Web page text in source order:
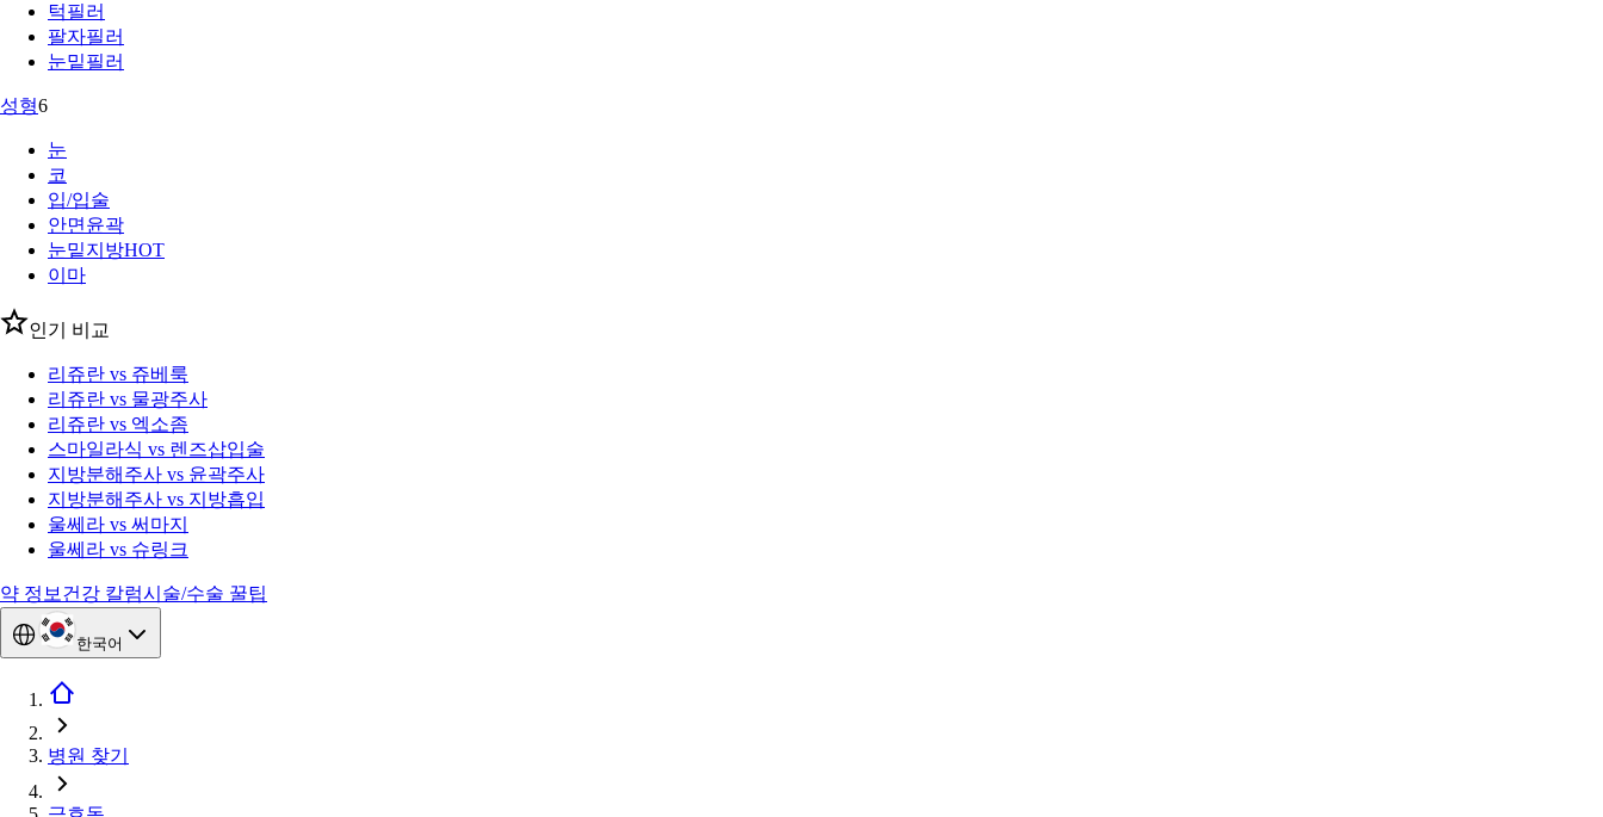
턱필러
팔자필러
눈밑필러
성형6
눈
코
입/입술
안면윤곽
눈밑지방HOT
이마
인기 비교
리쥬란 vs 쥬베룩
리쥬란 vs 물광주사
리쥬란 vs 엑소좀
스마일라식 vs 렌즈삽입술
지방분해주사 vs 윤곽주사
지방분해주사 vs 지방흡입
울쎄라 vs 써마지
울쎄라 vs 슈링크
약 정보 건강 칼럼시술/수술 꿀팁
한국어
병원 찾기